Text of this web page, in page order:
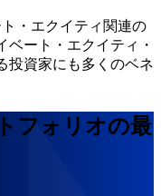
・エクイティ関連の
ベート・エクイティ・
投資家にも多くのベネ
フォリオの最